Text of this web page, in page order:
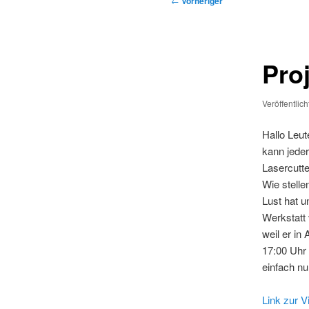
Hallo
kann
Wie
Lust hat
Werkstatt
weil er in
17:00
einfach
Link zur